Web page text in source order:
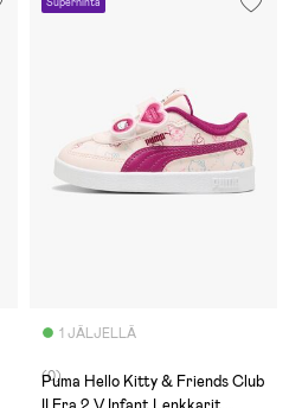
1 JÄLJELLÄ
(0)
Puma Hello Kitty & Friends Club